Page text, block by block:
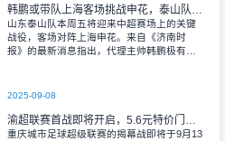
山东泰山队本周五将迎来中超赛场上的关键
战役，客场对阵上海申花。来自《济南时
报》的最新消息指出，代理主帅韩鹏极有可
验。
2025-09-08
渝超联赛首战即将开启，5.6元特价门票限时抢购，纪念礼品同步赠送
重庆城市足球超级联赛的揭幕战即将于9月13